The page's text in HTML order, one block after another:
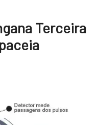
Terceira